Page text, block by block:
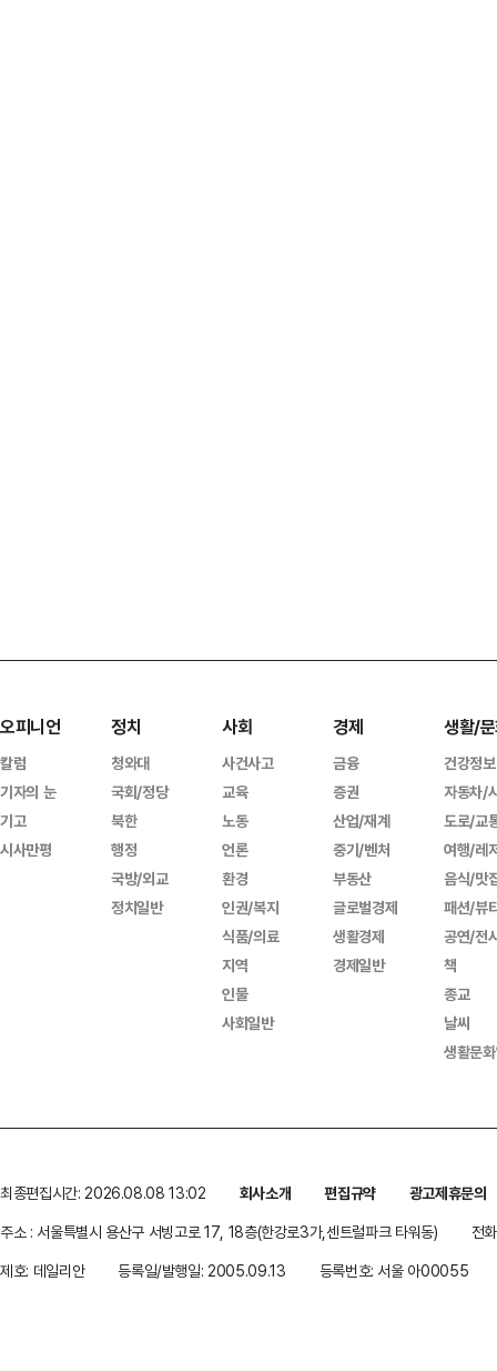
오피니언
칼럼
기자의 눈
기고
시사만평
정치
청와대
국회/정당
북한
행정
국방/외교
정치일반
사회
사건사고
교육
노동
언론
환경
인권/복지
식품/의료
지역
인물
사회일반
경제
금융
증권
산업/재계
중기/벤처
부동산
글로벌경제
생활경제
경제일반
생활/
건강정보
자동차/
도로/교
여행/레
음식/맛
패션/뷰
공연/전
책
종교
날씨
생활문
최종편집시간: 2026.08.08 13:02 회사소개 편집규약
광고제휴문의
주소 : 서울특별시 용산구 서빙고로 17, 18층(한강로3가,센트럴파크 타워동)
전
제호: 데일리안
등록일/발행일: 2005.09.13 등록번호: 서울 아00055